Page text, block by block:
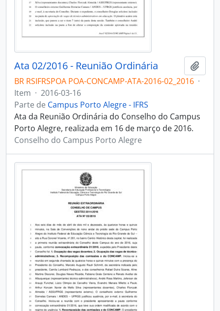
Ata 02/2016 - Reunião Ordinária
BR RSIFRSPOA POA-CONCAMP-ATA-2016-02_2016 ·
Item · 2016-03-16
Parte de Campus Porto Alegre - IFRS
Ata da Reunião Ordinária do Conselho do Campus
Porto Alegre, realizada em 16 de março de 2016.
Conselho do Campus Porto Alegre